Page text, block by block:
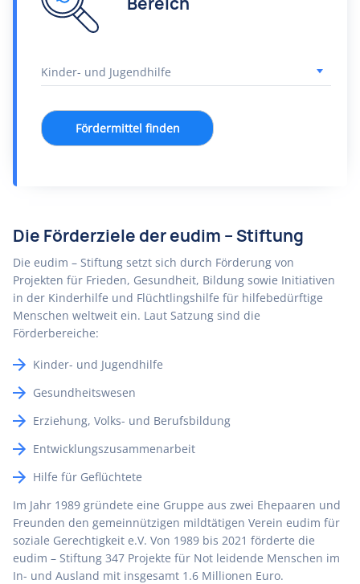
Fördermittel finden
Die Förderziele der eudim – Stiftung
Die eudim – Stiftung setzt sich durch Förderung von
Projekten für Frieden, Gesundheit, Bildung sowie Initiativen
in der Kinderhilfe und Flüchtlingshilfe für hilfebedürftige
Menschen weltweit ein. Laut Satzung sind die
Förderbereiche:
Kinder- und Jugendhilfe
Gesundheitswesen
Erziehung, Volks- und Berufsbildung
Entwicklungszusammenarbeit
Hilfe für Geflüchtete
Im Jahr 1989 gründete eine Gruppe aus zwei Ehepaaren und
Freunden den gemeinnützigen mildtätigen Verein eudim für
soziale Gerechtigkeit e.V. Von 1989 bis 2021 förderte die
eudim – Stiftung 347 Projekte für Not leidende Menschen im
In- und Ausland mit insgesamt 1.6 Millionen Euro.